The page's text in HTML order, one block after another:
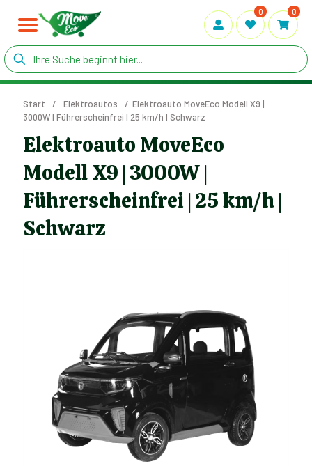
0 0
Start / Elektroautos / Elektroauto MoveEco Modell X9 |
3000W | Führerscheinfrei | 25 km/h | Schwarz
Elektroauto MoveEco
Modell X9 | 3000W |
Führerscheinfrei | 25 km/h |
Schwarz